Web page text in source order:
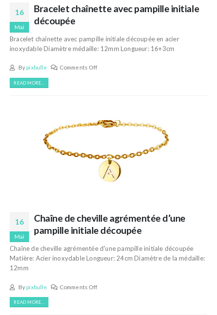
16
Mai
Bracelet chaînette avec pampille initiale
découpée
Bracelet chaînette avec pampille initiale découpée en acier
inoxydable Diamètre médaille: 12mm Longueur: 16+3cm
Bypixbulle Comments Off
READ MORE...
16
Mai
Chaîne de cheville agrémentée d’une
pampille initiale découpée
Chaîne de cheville agrémentée d'une pampille initiale découpée
Matière: Acier inoxydable Longueur: 24cm Diamètre de la médaille:
12mm
Bypixbulle Comments Off
READ MORE...